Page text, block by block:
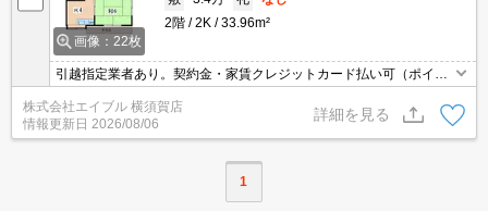
画像：22枚
2階
2K 33.96m²
引越指定業者あり。契約金・家賃クレジットカード払い可（ポイン
ト還元あり）。SAT119(消火剤)6,930円。貸主費用負担で鍵交換あ
り。消火剤・防災グッズ代16,500円～。
株式会社エイブル 横須賀店
情報更新日 2026/08/06
詳細を見る
1